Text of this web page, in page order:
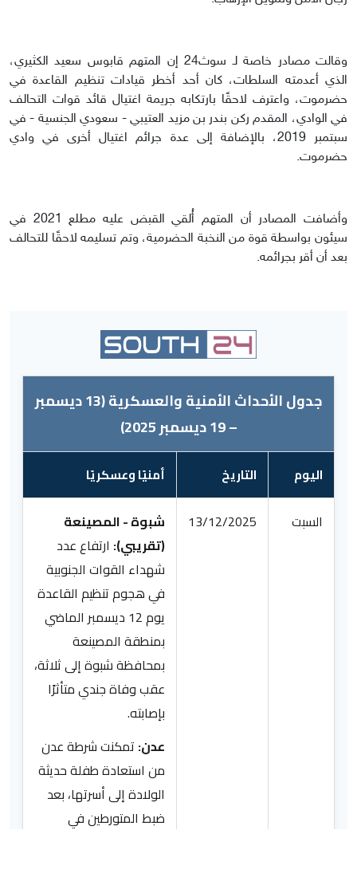
وقالت مصادر خاصة لـ سوث24 إن المتهم قابوس سعيد الكثيري،
الذي أعدمته السلطات، كان أحد أخطر قيادات تنظيم القاعدة في
حضرموت، واعترف لاحقًا بارتكابه جريمة اغتيال قائد قوات التحالف
في الوادي، المقدم ركن بندر بن مزيد العتيبي - سعودي الجنسية - في
سبتمبر 2019، بالإضافة إلى عدة جرائم اغتيال أخرى في وادي
حضرموت.
وأضافت المصادر أن المتهم أُلقي القبض عليه مطلع 2021 في
سيئون بواسطة قوة من النخبة الحضرمية، وتم تسليمه لاحقًا للتحالف
بعد أن أقر بجرائمه.